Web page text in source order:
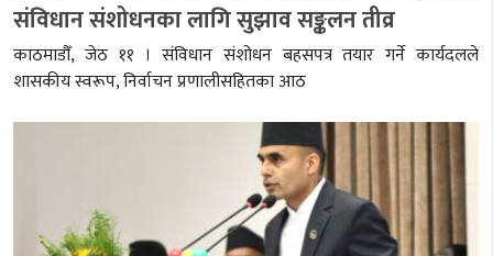
संविधान संशोधनका लागि सुझाव सङ्कलन तीव्र
काठमाडौँ, जेठ ११ । संविधान संशोधन बहसपत्र तयार गर्ने कार्यदलले
शासकीय स्वरूप, निर्वाचन प्रणालीसहितका आठ